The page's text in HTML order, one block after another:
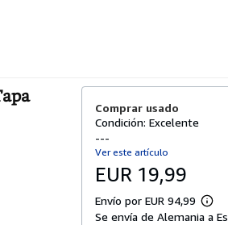
Comprar usado
Condición: Excelente
---
Ver este artículo
EUR 19,99
Envío por EUR 94,99
M
á
Se envía de Alemania a